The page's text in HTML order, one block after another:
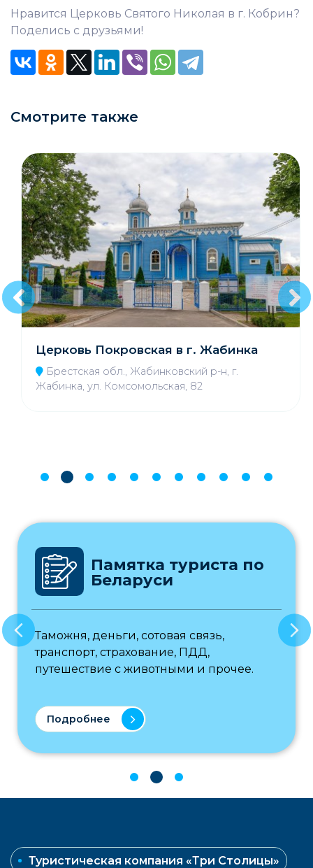
Нравится Церковь Святого Николая в г. Кобрин?
Поделись с друзьями!
Смотрите также
Церковь Покровская в г. Жабинка
Брестская обл., Жабинковский р-н, г.
Жабинка, ул. Комсомольская, 82
Памятка туриста по
Беларуси
Таможня, деньги, сотовая связь,
транспорт, страхование, ПДД,
путешествие с животными и прочее.
Подробнее
Туристическая компания «Три Столицы»